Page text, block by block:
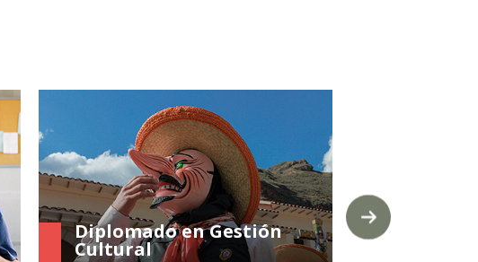
Diplomado en Gestión
Cultural